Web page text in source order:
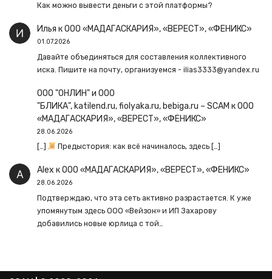
Как можно вывести деньги с этой платформы?
Илья кООО «МАДАГАСКАРИЯ», «ВЕРЕСТ», «ФЕНИКС»
01.07.2026
Давайте объединяться для составления коллективного
иска. Пишите на почту, организуемся - ilias3333@yandex.ru
ООО "ОНЛИН" и ООО
"БЛИКА", katilend.ru, fiolyaka.ru, bebiga.ru – SCAM кООО
«МАДАГАСКАРИЯ», «ВЕРЕСТ», «ФЕНИКС»
28.06.2026
[…] Предыстория: как всё начиналось, здесь […]
Alex кООО «МАДАГАСКАРИЯ», «ВЕРЕСТ», «ФЕНИКС»
28.06.2026
Подтверждаю, что эта сеть активно разрастается. К уже
упомянутым здесь ООО «Вейзон» и ИП Захарову
добавились новые юрлица с той…